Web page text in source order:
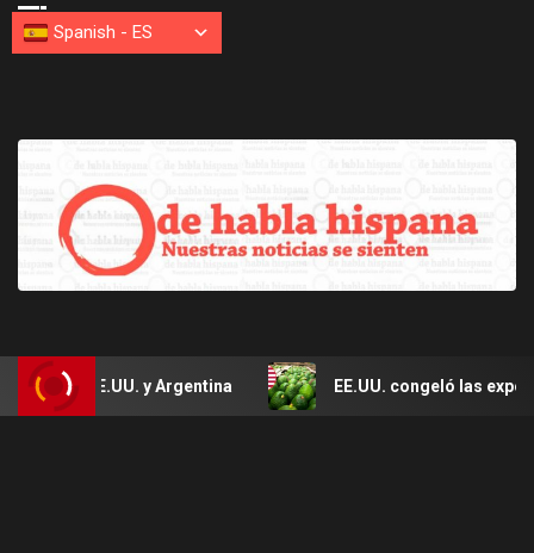
EE.UU. y Argentina EE.UU. congeló las
Spanish - ES